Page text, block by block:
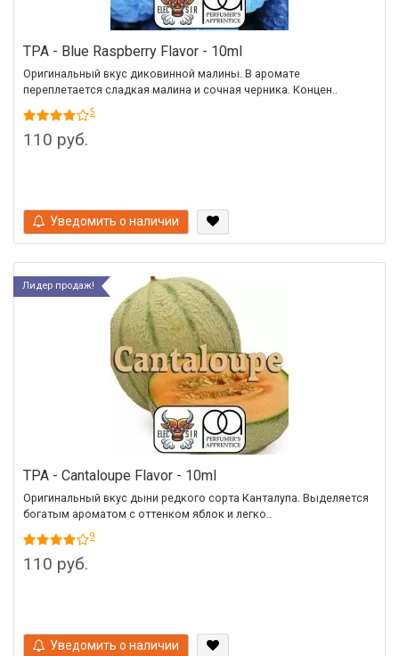
TPA - Blue Raspberry Flavor - 10ml
Оригинальный вкус диковинной малины. В аромате
переплетается сладкая малина и сочная черника. Концен..
5
110 руб.
Уведомить о наличии
Лидер продаж!
TPA - Cantaloupe Flavor - 10ml
Оригинальный вкус дыни редкого сорта Канталупа. Выделяется
богатым ароматом с оттенком яблок и легко..
9
110 руб.
Уведомить о наличии